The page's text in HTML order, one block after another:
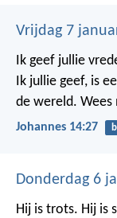
Vrijdag 7
Ik geef jullie
Ik jullie geef, is
de wereld.
Johannes 14:27
Donderdag 6
Hij is trots. Hij is